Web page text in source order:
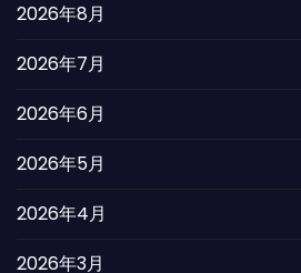
2026年8月
2026年7月
2026年6月
2026年5月
2026年4月
2026年3月